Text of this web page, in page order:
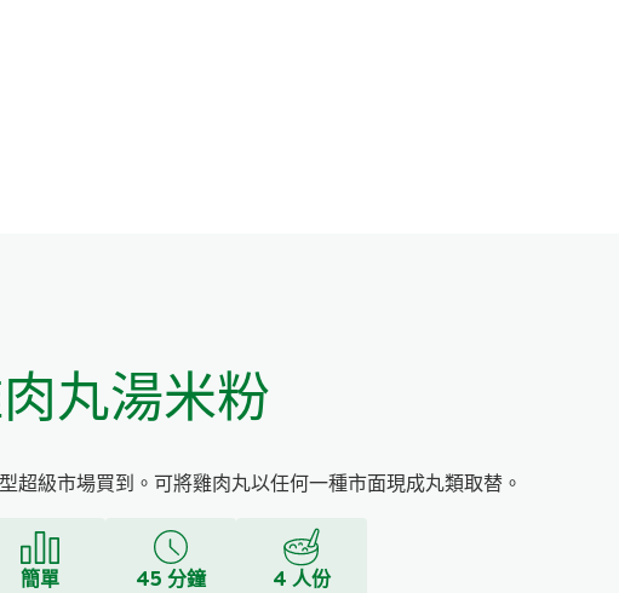
丸湯米粉
超級市場買到。可將雞肉丸以任何一種市面現成丸類取替。
簡單 45 分鐘 4 人份